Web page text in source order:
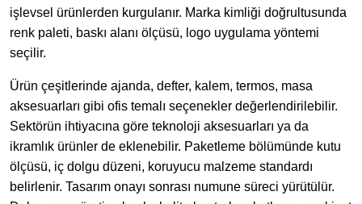
işlevsel ürünlerden kurgulanır. Marka kimliği doğrultusunda
renk paleti, baskı alanı ölçüsü, logo uygulama yöntemi
seçilir.
Ürün çeşitlerinde ajanda, defter, kalem, termos, masa
aksesuarları gibi ofis temalı seçenekler değerlendirilebilir.
Sektörün ihtiyacına göre teknoloji aksesuarları ya da
ikramlık ürünler de eklenebilir. Paketleme bölümünde kutu
ölçüsü, iç dolgu düzeni, koruyucu malzeme standardı
belirlenir. Tasarım onayı sonrası numune süreci yürütülür.